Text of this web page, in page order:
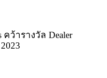
คว้ารางวัล Dealer